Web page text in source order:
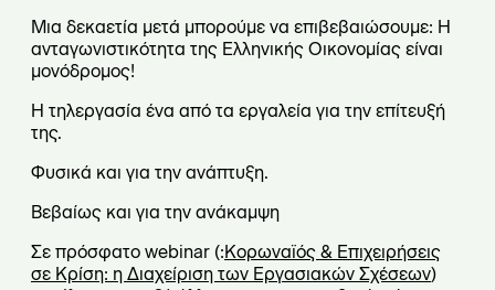
Μια δεκαετία μετά μπορούμε να επιβεβαιώσουμε: Η
ανταγωνιστικότητα της Ελληνικής Οικονομίας είναι
μονόδρομος!
Η τηλεργασία ένα από τα εργαλεία για την επίτευξή
της.
Φυσικά και για την ανάπτυξη.
Βεβαίως και για την ανάκαμψη
Σε πρόσφατο webinar (:Κορωναϊός & Επιχειρήσεις
σε Κρίση: η Διαχείριση των Εργασιακών Σχέσεων)